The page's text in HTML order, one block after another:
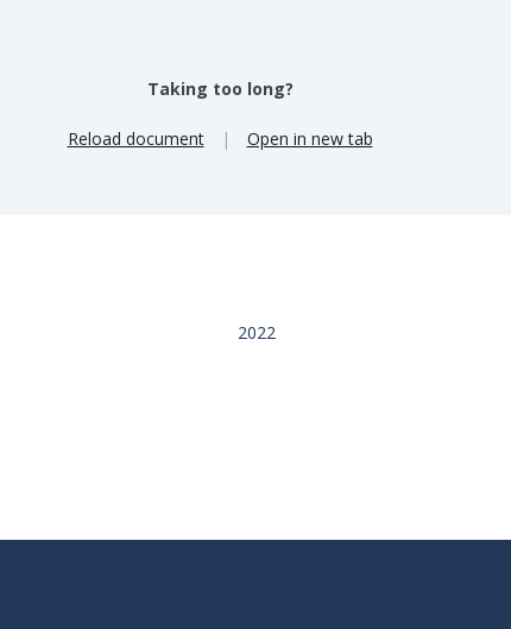
Taking too long?
Reload document | Open in new tab
2022